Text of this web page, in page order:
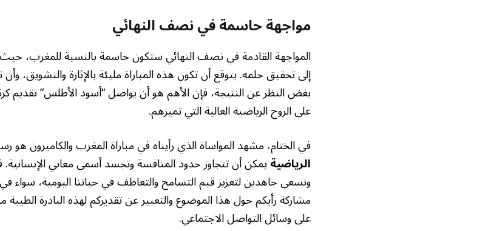
مواجهة حاسمة في نصف النهائي
المواجهة القادمة في نصف النهائي ستكون حاسمة بالنسبة للمغرب،
إلى تحقيق حلمه. يتوقع أن تكون هذه المباراة مليئة بالإثارة والتشويق،
بغض النظر عن النتيجة، فإن الأهم هو أن يواصل “أسود الأطلس” تقديم
على الروح الرياضية العالية التي تميزهم.
في الختام، مشهد المواساة الذي رأيناه في مباراة المغرب والكاميرون هو
الرياضيةيمكن أن تتجاوز حدود المنافسة وتجسد أسمى معاني
ونسعى جاهدين لتعزيز قيم التسامح والتعاطف في حياتنا اليومية، سواء
مشاركة رأيكم حول هذا الموضوع والتعبير عن تقديركم لهذه البادرة الطيبة
على وسائل التواصل الاجتماعي.